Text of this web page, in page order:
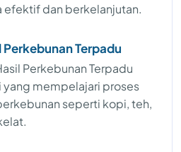
efektif dan berkelanjutan.
Terpadu
Perkebunan Terpadu
mempelajari proses
seperti kopi, teh,